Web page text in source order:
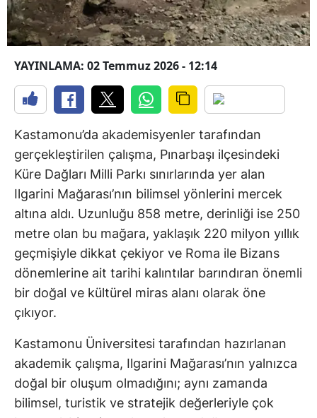
YAYINLAMA: 02 Temmuz 2026 - 12:14
Kastamonu’da akademisyenler tarafından
gerçekleştirilen çalışma, Pınarbaşı ilçesindeki
Küre Dağları Milli Parkı sınırlarında yer alan
Ilgarini Mağarası’nın bilimsel yönlerini mercek
altına aldı. Uzunluğu 858 metre, derinliği ise 250
metre olan bu mağara, yaklaşık 220 milyon yıllık
geçmişiyle dikkat çekiyor ve Roma ile Bizans
dönemlerine ait tarihi kalıntılar barındıran önemli
bir doğal ve kültürel miras alanı olarak öne
çıkıyor.
Kastamonu Üniversitesi tarafından hazırlanan
akademik çalışma, Ilgarini Mağarası’nın yalnızca
doğal bir oluşum olmadığını; aynı zamanda
bilimsel, turistik ve stratejik değerleriyle çok